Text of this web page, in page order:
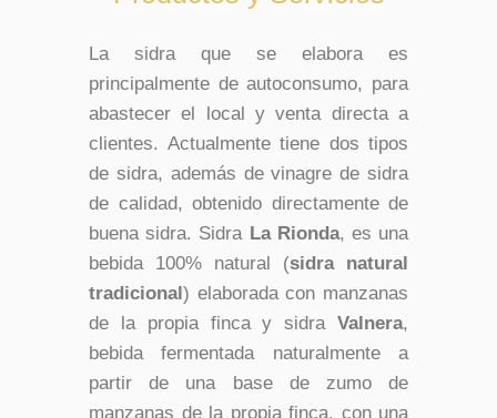
La sidra que se elabora es
principalmente de autoconsumo, para
abastecer el local y venta directa a
clientes. Actualmente tiene dos tipos
de sidra, además de vinagre de sidra
de calidad, obtenido directamente de
buena sidra. SidraLa Rionda, es una
bebida 100% natural (sidra natural
tradicional) elaborada con manzanas
de la propia finca y sidra Valnera,
bebida fermentada naturalmente a
partir de una base de zumo de
manzanas de la propia finca, con una